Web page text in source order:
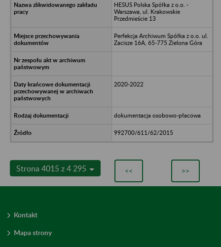
HESUS Polska Spółka z o.o. -
Warszawa, ul. Krakowskie
Przedmieście 13
Perfekcja Archiwum Spółka z o.o. ul.
Zacisze 16A, 65-775 Zielona Góra
2020-2022
dokumentacja osobowo-płacowa
992700/611/62/2015
Strona 4015 z 4 295 << >>
Kontakt
Mapa strony